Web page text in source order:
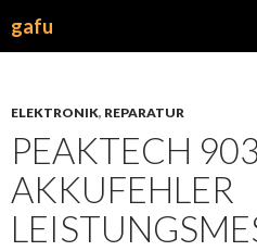
gafu
ELEKTRONIK, REPARATUR
PEAKTECH
AKKUFEHLER